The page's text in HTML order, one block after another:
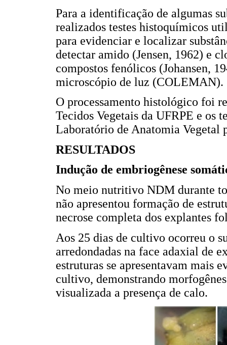
Para a identificação de algumas
realizados testes histoquímicos
para evidenciar e localizar
detectar amido (Jensen, 1962) e
compostos fenólicos (Johansen,
microscópio de luz (COLEMAN).
O processamento histológico foi
Tecidos Vegetais da UFRPE e os
Laboratório de Anatomia Vegetal
RESULTADOS
Indução de embriogênese
No meio nutritivo NDM durante
não apresentou formação de
necrose completa dos explantes
Aos 25 dias de cultivo ocorreu o
arredondadas na face adaxial de
estruturas se apresentavam mais
cultivo, demonstrando
visualizada a presença de calo.